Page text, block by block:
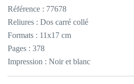
Référence : 77678
Reliures : Dos carré collé
Formats : 11x17 cm
Pages : 378
Impression : Noir et blanc